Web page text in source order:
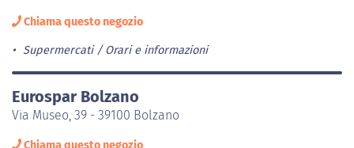
Chiama questo negozio
Supermercati Orari e informazioni
Eurospar Bolzano
Via Museo, 39 - 39100 Bolzano
Chiama questo negozio